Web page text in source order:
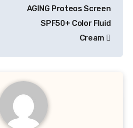
AGING Proteos Screen
SPF50+ Color Fluid
Cream